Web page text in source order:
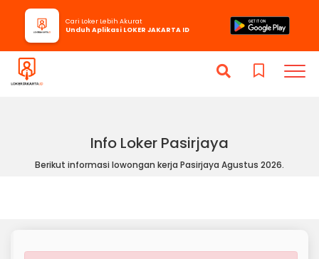
Info Loker Pasirjaya
Berikut informasi lowongan kerja Pasirjaya Agustus 2026.
Cari Loker Lebih Akurat
Unduh Aplikasi LOKER JAKARTA ID